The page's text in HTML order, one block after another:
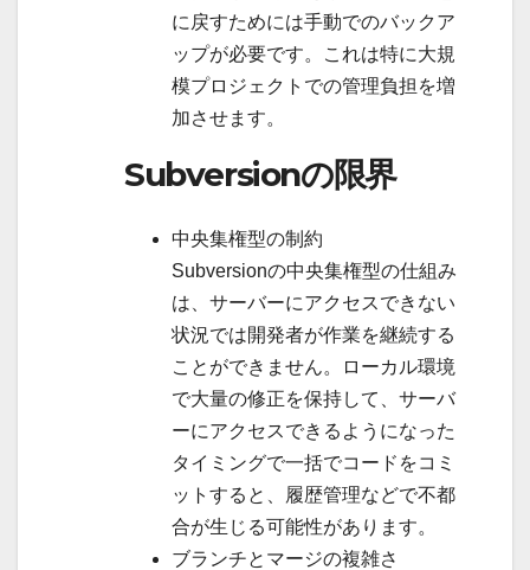
に戻すためには手動でのバックア
ップが必要です。これは特に大規
模プロジェクトでの管理負担を増
加させます。
Subversionの限界
中央集権型の制約
Subversionの中央集権型の仕組み
は、サーバーにアクセスできない
状況では開発者が作業を継続する
ことができません。ローカル環境
で大量の修正を保持して、サーバ
ーにアクセスできるようになった
タイミングで一括でコードをコミ
ットすると、履歴管理などで不都
合が生じる可能性があります。
ブランチとマージの複雑さ